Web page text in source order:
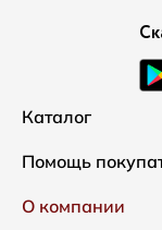
Каталог
Новинки
Одежда
Помощь
Доставка и оплата
О компании